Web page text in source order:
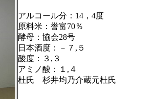
アルコール分：14，4度
原料米：誉富70％
酵母：協会28号
日本酒度：－７,５
酸度：３,３
アミノ酸：１,４
杜氏 杉井均乃介蔵元杜氏